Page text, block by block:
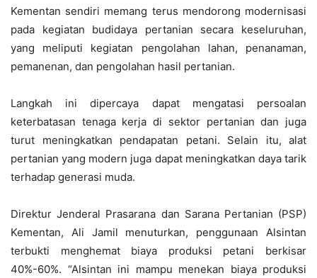
Kementan sendiri memang terus mendorong modernisasi
pada kegiatan budidaya pertanian secara keseluruhan,
yang meliputi kegiatan pengolahan lahan, penanaman,
pemanenan, dan pengolahan hasil pertanian.
Langkah ini dipercaya dapat mengatasi persoalan
keterbatasan tenaga kerja di sektor pertanian dan juga
turut meningkatkan pendapatan petani. Selain itu, alat
pertanian yang modern juga dapat meningkatkan daya tarik
terhadap generasi muda.
Direktur Jenderal Prasarana dan Sarana Pertanian (PSP)
Kementan, Ali Jamil menuturkan, penggunaan Alsintan
terbukti menghemat biaya produksi petani berkisar
40%-60%. “Alsintan ini mampu menekan biaya produksi